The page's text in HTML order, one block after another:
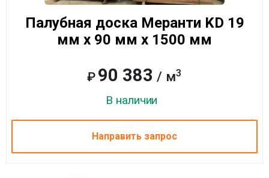
Палубная доска Меранти KD 19
мм x 90 мм x 1500 мм
₽ 90 383 / м3
В наличии
Направить запрос